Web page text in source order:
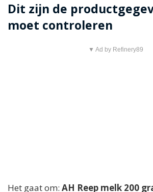
Dit zijn de
moet controleren
▼ Ad by Refinery89
Het gaat om: AH Reep melk 200